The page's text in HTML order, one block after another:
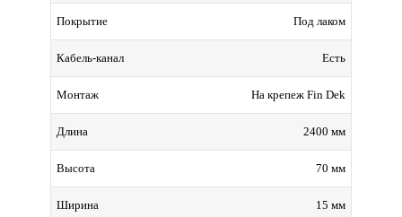
Покрытие Под лаком
Кабель-канал Есть
Монтаж На крепеж Fin Dek
Длина 2400 мм
Высота 70 мм
Ширина 15 мм